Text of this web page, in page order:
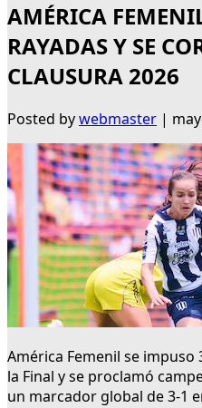
AMÉRICA
RAYADAS Y SE
CLAUSURA 2026
Posted bywebmaster |
América Femenil se impuso
la Final y se proclamó
un marcador global de 3-1